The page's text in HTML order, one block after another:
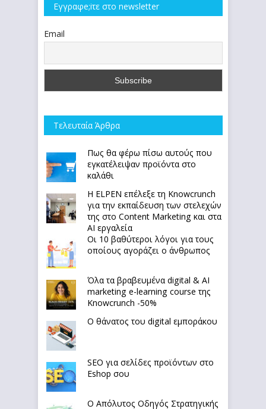
Εγγραφe;iτε στο newsletter
Email
Τελευταία Άρθρα
Πως θα φέρω πίσω αυτούς που
εγκατέλειψαν προϊόντα στο
καλάθι
Η ELPEN επέλεξε τη Knowcrunch
για την εκπαίδευση των στελεχών
της στο Content Marketing και στα
AI εργαλεία
Οι 10 βαθύτεροι λόγοι για τους
οποίους αγοράζει ο άνθρωπος
Όλα τα βραβευμένα digital & AI
marketing e-learning course της
Knowcrunch -50%
Ο θάνατος του digital εμποράκου
SEO για σελίδες προϊόντων στο
Eshop σου
Ο Απόλυτoς Οδηγός Στρατηγικής